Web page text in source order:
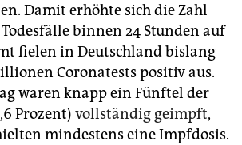
Damit erhöhte sich die Zahl
binnen 24 Stunden auf
fielen in Deutschland bislang
Coronatests positiv aus.
waren knapp ein Fünftel der
Prozent) vollständig geimpft,
mindestens eine Impfdosis.